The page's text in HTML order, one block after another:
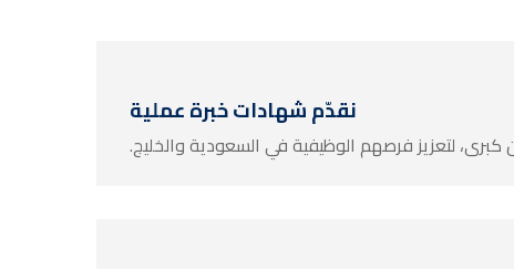
نقدّم شهادات خبرة عملية
لتعزيز فرصهم الوظيفية في السعودية والخليج.